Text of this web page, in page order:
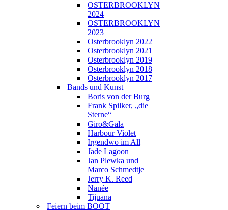
OSTERBROOKLYN
2024
OSTERBROOKLYN
2023
Osterbrooklyn 2022
Osterbrooklyn 2021
Osterbrooklyn 2019
Osterbrooklyn 2018
Osterbrooklyn 2017
Bands und Kunst
Boris von der Burg
Frank Spilker, „die
Sterne“
Giro&Gala
Harbour Violet
Irgendwo im All
Jade Lagoon
Jan Plewka und
Marco Schmedtje
Jerry K. Reed
Nanée
Tijuana
Feiern beim BOOT